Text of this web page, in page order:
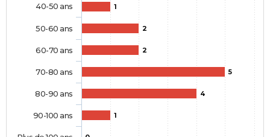
1
2
2
5
4
1
40-50 ans
50-60 ans
60-70 ans
70-80 ans
80-90 ans
90-100 ans